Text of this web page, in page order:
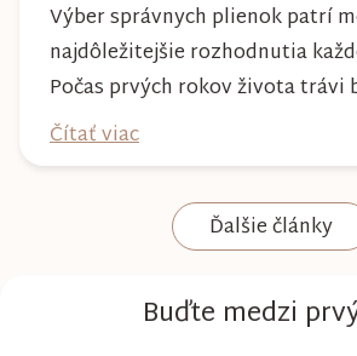
Výber správnych plienok patrí
najdôležitejšie rozhodnutia
Počas prvých rokov života trávi
plienke väčšinu dňa, preto by
nielen spoľahlivú ochranu, ale
komfort a šetrnosť k citlivej
Kim & Kimmy boli vyvinuté s
Čítať viac
Ďalšie články
Buďte medzi